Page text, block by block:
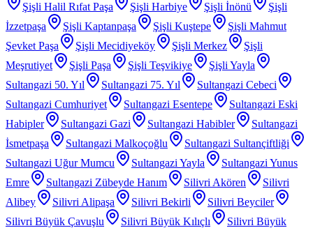
Şişli Halil Rıfat Paşa
Şişli Harbiye Şişli İnönü
Şişli
İzzetpaşa
Şişli Kaptanpaşa Şişli Kuştepe
Şişli Mahmut
Şevket Paşa
Şişli Mecidiyeköy Şişli Merkez
Şişli
Meşrutiyet
Şişli Paşa Şişli Teşvikiye
Şişli Yayla
Sultangazi 50. Yıl
Sultangazi 75. Yıl
Sultangazi Cebeci
Sultangazi Cumhuriyet
Sultangazi Esentepe
Sultangazi Eski
Habipler
Sultangazi Gazi Sultangazi Habibler
Sultangazi
İsmetpaşa
Sultangazi Malkoçoğlu
Sultangazi Sultançiftliği
Sultangazi Uğur Mumcu
Sultangazi Yayla
Sultangazi Yunus
Emre
Sultangazi Zübeyde Hanım Silivri Akören
Silivri
Alibey
Silivri Alipaşa Silivri Bekirli
Silivri Beyciler
Silivri Büyük Çavuşlu
Silivri Büyük Kılıçlı
Silivri Büyük